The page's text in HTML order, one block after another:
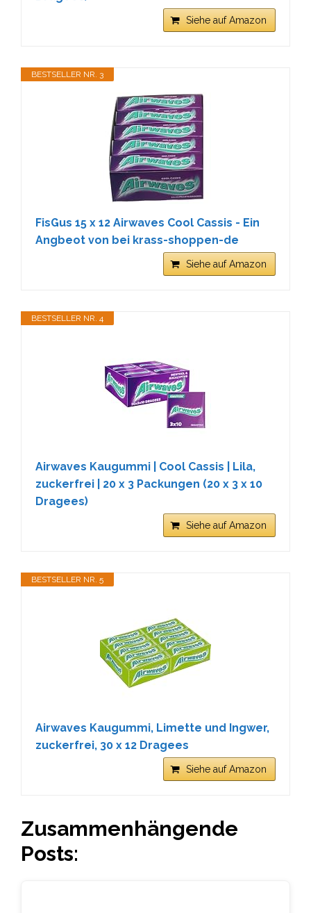
Siehe auf Amazon
BESTSELLER NR. 3
FisGus 15 x 12 Airwaves Cool Cassis - Ein
Angbeot von bei krass-shoppen-de
Siehe auf Amazon
BESTSELLER NR. 4
Airwaves Kaugummi | Cool Cassis | Lila,
zuckerfrei | 20 x 3 Packungen (20 x 3 x 10
Dragees)
Siehe auf Amazon
BESTSELLER NR. 5
Airwaves Kaugummi, Limette und Ingwer,
zuckerfrei, 30 x 12 Dragees
Siehe auf Amazon
Zusammenhängende
Posts: